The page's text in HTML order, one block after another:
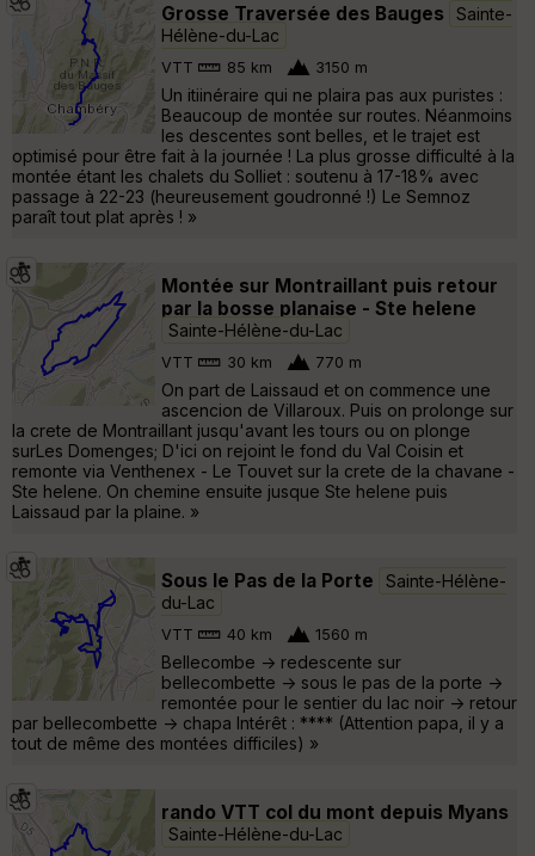
Grosse Traversée des Bauges
Sainte-
Hélène-du-Lac
VTT 85 km 3150 m
Un itiinéraire qui ne plaira pas aux puristes :
Beaucoup de montée sur routes. Néanmoins
les descentes sont belles, et le trajet est
optimisé pour être fait à la journée ! La plus grosse difficulté à la
montée étant les chalets du Solliet : soutenu à 17-18% avec
passage à 22-23 (heureusement goudronné !) Le Semnoz
paraît tout plat après ! »
Montée sur Montraillant puis retour
par la bosse planaise - Ste helene
Sainte-Hélène-du-Lac
VTT 30 km 770 m
On part de Laissaud et on commence une
ascencion de Villaroux. Puis on prolonge sur
la crete de Montraillant jusqu'avant les tours ou on plonge
surLes Domenges; D'ici on rejoint le fond du Val Coisin et
remonte via Venthenex - Le Touvet sur la crete de la chavane -
Ste helene. On chemine ensuite jusque Ste helene puis
Laissaud par la plaine. »
Sous le Pas de la Porte
Sainte-Hélène-
du-Lac
VTT 40 km 1560 m
Bellecombe -> redescente sur
bellecombette -> sous le pas de la porte ->
remontée pour le sentier du lac noir -> retour
par bellecombette -> chapa Intérêt : **** (Attention papa, il y a
tout de même des montées difficiles) »
rando VTT col du mont depuis Myans
Sainte-Hélène-du-Lac